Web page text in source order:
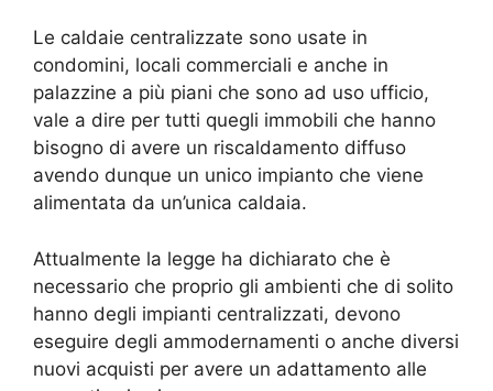
Le caldaie centralizzate sono usate in
condomini, locali commerciali e anche in
palazzine a più piani che sono ad uso ufficio,
vale a dire per tutti quegli immobili che hanno
bisogno di avere un riscaldamento diffuso
avendo dunque un unico impianto che viene
alimentata da un’unica caldaia.
Attualmente la legge ha dichiarato che è
necessario che proprio gli ambienti che di solito
hanno degli impianti centralizzati, devono
eseguire degli ammodernamenti o anche diversi
nuovi acquisti per avere un adattamento alle